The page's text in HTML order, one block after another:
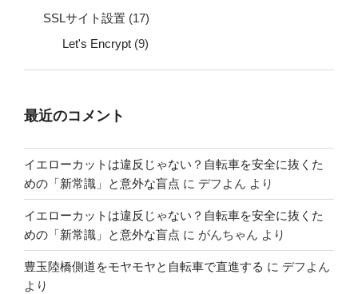
SSLサイト設置 (17)
Let's Encrypt (9)
最近のコメント
イエローカットは違反じゃない？自転車を安全に抜くた
めの「新常識」と意外な盲点 に デフよん より
イエローカットは違反じゃない？自転車を安全に抜くた
めの「新常識」と意外な盲点 に がんちゃん より
豊玉陸橋側道をモヤモヤと自転車で直進する に デフよん
より